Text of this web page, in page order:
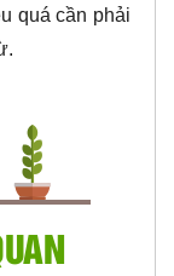
quá cần phải